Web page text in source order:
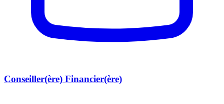
Conseiller(ère) Financier(ère)